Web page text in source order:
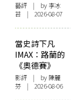
藝評 | by 李冰
苔 | 2026-08-07
當史詩下凡
IMAX：路蘭的
《奧德賽》
影評 | by 陳麗
芬 | 2026-08-06